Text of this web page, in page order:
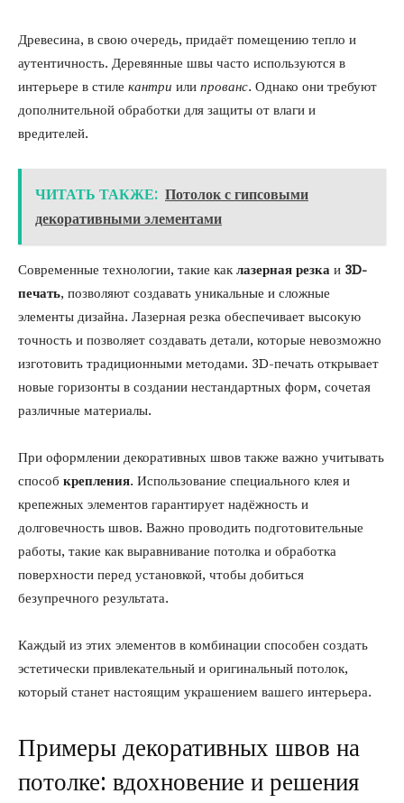
Древесина, в свою очередь, придаёт помещению тепло и
аутентичность. Деревянные швы часто используются в
интерьере в стиле кантри или прованс. Однако они требуют
дополнительной обработки для защиты от влаги и
вредителей.
ЧИТАТЬ ТАКЖЕ: Потолок с гипсовыми
декоративными элементами
Современные технологии, такие каклазерная резка и 3D-
печать, позволяют создавать уникальные и сложные
элементы дизайна. Лазерная резка обеспечивает высокую
точность и позволяет создавать детали, которые невозможно
изготовить традиционными методами. 3D-печать открывает
новые горизонты в создании нестандартных форм, сочетая
различные материалы.
При оформлении декоративных швов также важно учитывать
способ крепления. Использование специального клея и
крепежных элементов гарантирует надёжность и
долговечность швов. Важно проводить подготовительные
работы, такие как выравнивание потолка и обработка
поверхности перед установкой, чтобы добиться
безупречного результата.
Каждый из этих элементов в комбинации способен создать
эстетически привлекательный и оригинальный потолок,
который станет настоящим украшением вашего интерьера.
Примеры декоративных швов на
потолке: вдохновение и решения